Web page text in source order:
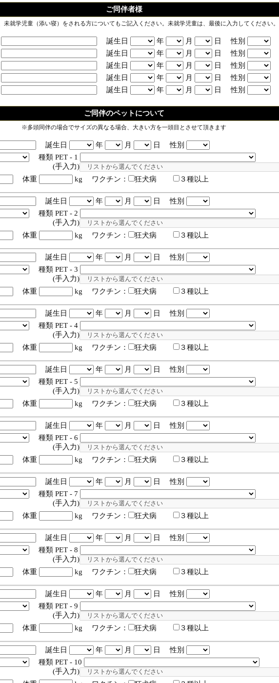
ご同伴者様
就学児童（添い寝）をされる方についてもご記入ください。未就学児童は、最後に入力してください。
誕生日 年 月
日 性別
誕生日 年 月
日 性別
誕生日 年 月
日 性別
誕生日 年 月
日 性別
誕生日 年 月 日 性別
ご同伴のペットについて
※多頭同伴の場合でサイズの異なる場合、大きい方を一頭目とさせて頂きます
誕生日 年 月
日 性別
種類 PET - 1
入力)
体重 kg ワクチン： 狂犬病 ３種以上
誕生日 年 月
日 性別
種類 PET - 2
入力)
体重 kg ワクチン： 狂犬病 ３種以上
誕生日 年 月
日 性別
種類 PET - 3
入力)
体重 kg ワクチン： 狂犬病 ３種以上
誕生日 年 月
日 性別
種類 PET - 4
入力)
体重 kg ワクチン： 狂犬病 ３種以上
誕生日 年 月
日 性別
種類 PET - 5
入力)
体重 kg ワクチン： 狂犬病 ３種以上
誕生日 年 月
日 性別
種類 PET - 6
入力)
体重 kg ワクチン： 狂犬病 ３種以上
誕生日 年 月
日 性別
種類 PET - 7
入力)
体重 kg ワクチン： 狂犬病 ３種以上
誕生日 年 月
日 性別
種類 PET - 8
入力)
体重 kg ワクチン： 狂犬病 ３種以上
誕生日 年 月
日 性別
種類 PET - 9
入力)
体重 kg ワクチン： 狂犬病 ３種以上
誕生日 年 月
日 性別
種類 PET - 10
入力)